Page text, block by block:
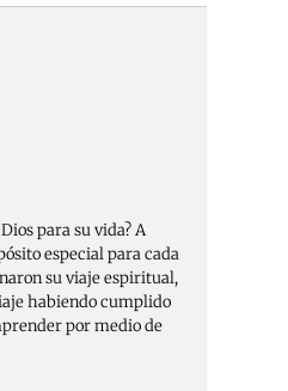
para su vida? A
especial para cada
su viaje espiritual,
habiendo cumplido
por medio de